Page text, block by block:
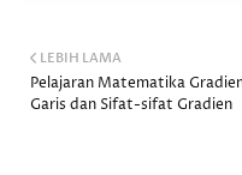
LEBIH LAMA
Pelajaran Matematika
Garis dan Sifat-sifat Gradien